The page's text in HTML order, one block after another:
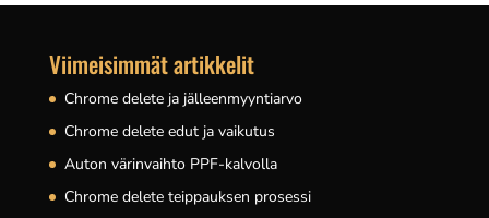
Viimeisimmät artikkelit
Chrome delete ja jälleenmyyntiarvo
Chrome delete edut ja vaikutus
Auton värinvaihto PPF-kalvolla
Chrome delete teippauksen prosessi